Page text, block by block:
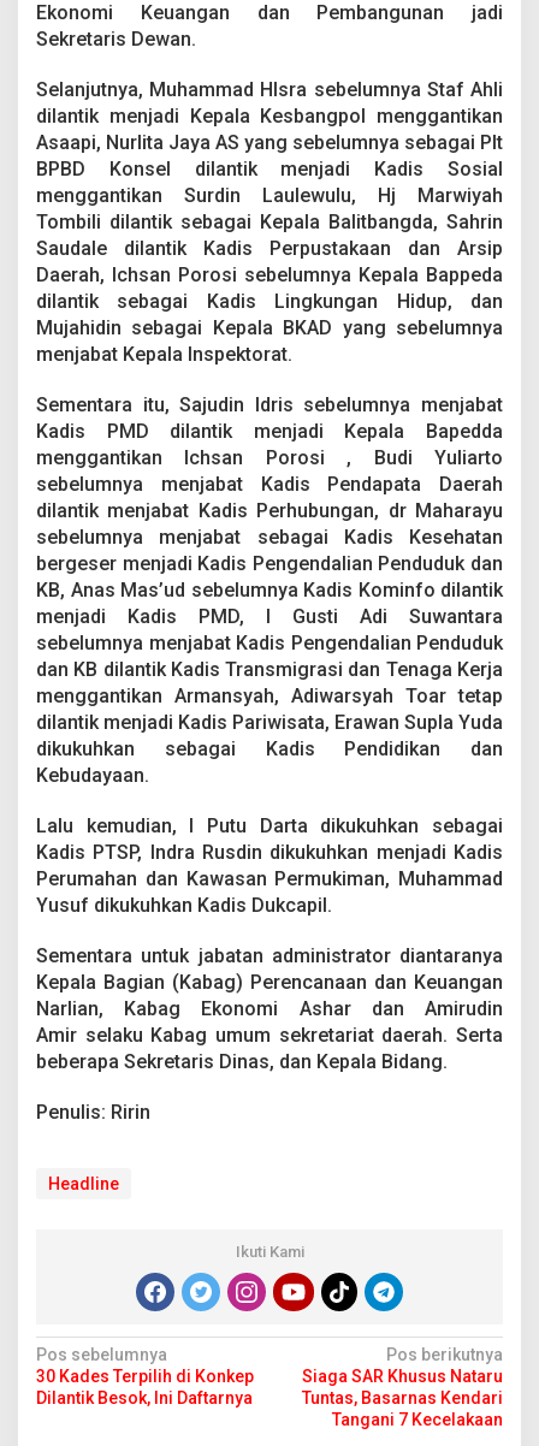
Ekonomi Keuangan dan Pembangunan jadi
Sekretaris Dewan.
Selanjutnya, Muhammad HIsra sebelumnya Staf Ahli
dilantik menjadi Kepala Kesbangpol menggantikan
Asaapi, Nurlita Jaya AS yang sebelumnya sebagai Plt
BPBD Konsel dilantik menjadi Kadis Sosial
menggantikan Surdin Laulewulu, Hj Marwiyah
Tombili dilantik sebagai Kepala Balitbangda, Sahrin
Saudale dilantik Kadis Perpustakaan dan Arsip
Daerah, Ichsan Porosi sebelumnya Kepala Bappeda
dilantik sebagai Kadis Lingkungan Hidup, dan
Mujahidin sebagai Kepala BKAD yang sebelumnya
menjabat Kepala Inspektorat.
Sementara itu, Sajudin Idris sebelumnya menjabat
Kadis PMD dilantik menjadi Kepala Bapedda
menggantikan Ichsan Porosi , Budi Yuliarto
sebelumnya menjabat Kadis Pendapata Daerah
dilantik menjabat Kadis Perhubungan, dr Maharayu
sebelumnya menjabat sebagai Kadis Kesehatan
bergeser menjadi Kadis Pengendalian Penduduk dan
KB, Anas Mas’ud sebelumnya Kadis Kominfo dilantik
menjadi Kadis PMD, I Gusti Adi Suwantara
sebelumnya menjabat Kadis Pengendalian Penduduk
dan KB dilantik Kadis Transmigrasi dan Tenaga Kerja
menggantikan Armansyah, Adiwarsyah Toar tetap
dilantik menjadi Kadis Pariwisata, Erawan Supla Yuda
dikukuhkan sebagai Kadis Pendidikan dan
Kebudayaan.
Lalu kemudian, I Putu Darta dikukuhkan sebagai
Kadis PTSP, Indra Rusdin dikukuhkan menjadi Kadis
Perumahan dan Kawasan Permukiman, Muhammad
Yusuf dikukuhkan Kadis Dukcapil.
Sementara untuk jabatan administrator diantaranya
Kepala Bagian (Kabag) Perencanaan dan Keuangan
Narlian, Kabag Ekonomi Ashar dan Amirudin
Amir selaku Kabag umum sekretariat daerah. Serta
beberapa Sekretaris Dinas, dan Kepala Bidang.
Penulis: Ririn
Headline
Ikuti Kami
N
a
Pos sebelumnya
30 Kades Terpilih di Konkep
Dilantik Besok, Ini Daftarnya
Pos berikutnya
Siaga SAR Khusus Nataru
Tuntas, Basarnas Kendari
Tangani 7 Kecelakaan